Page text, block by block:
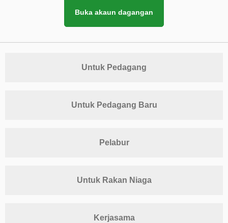
Buka akaun dagangan
Untuk Pedagang
Untuk Pedagang Baru
Pelabur
Untuk Rakan Niaga
Kerjasama